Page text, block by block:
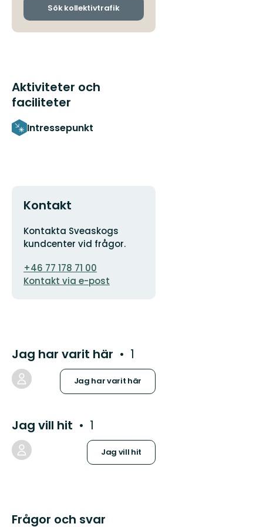
Sök kollektivtrafik
Aktiviteter och
faciliteter
Intressepunkt
Kontakt
Adress
Kontakta Sveaskogs
kundcenter vid frågor.
postadress
+46 77 178 71 00
Kontakt via e-post
Jag har varit här 1
Jag har varit här
Jag vill hit 1
Jag vill hit
Frågor och svar